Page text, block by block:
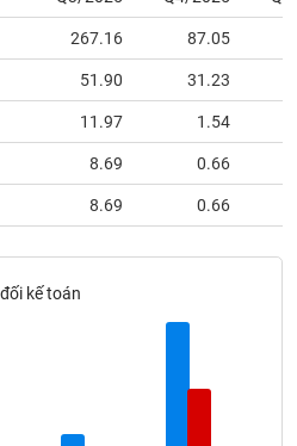
267.16 87.05
51.90 31.23
11.97 1.54
8.69 0.66
8.69 0.66
kế toán